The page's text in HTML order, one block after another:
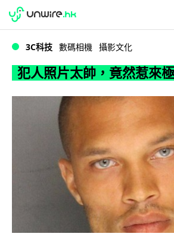
犯人照片太帥，竟然惹來極
WWDC 2026
3C科技 數碼相機 攝影文化
犯人照片太帥，竟然惹來